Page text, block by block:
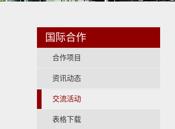
国际合作
合作项目
资讯动态
交流活动
表格下载